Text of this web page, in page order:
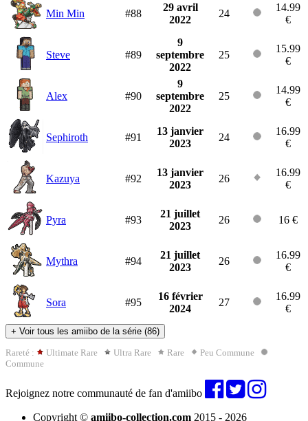
Min Min #88
29 avril
2022
24
14.99
€
Steve #89
9
septembre
2022
25
15.99
€
Alex #90
9
septembre
2022
25
14.99
€
Sephiroth #91
13 janvier
2023
24
16.99
€
Kazuya #92
13 janvier
2023
26
16.99
€
Pyra #93
21 juillet
2023
26 16 €
Mythra #94
21 juillet
2023
26
16.99
€
Sora #95
16 février
2024
27
16.99
€
+ Voir tous les amiibo de la série (86)
Rareté : Ultimate Rare Ultra Rare Rare
Peu Commune
Commune
Rejoignez notre communauté de fan d'amiibo
Copyright © amiibo-collection.com 2015 - 2026